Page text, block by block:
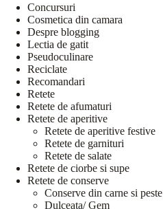
Concursuri
Cosmetica din camara
Despre blogging
Lectia de gatit
Pseudoculinare
Reciclate
Recomandari
Retete
Retete de afumaturi
Retete de aperitive
Retete de aperitive festive
Retete de garnituri
Retete de salate
Retete de ciorbe si supe
Retete de conserve
Conserve din carne si peste
Dulceata/ Gem